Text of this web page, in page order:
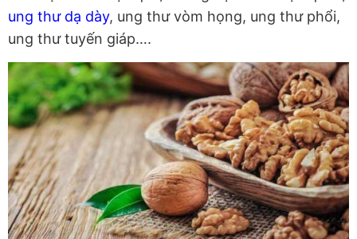
ung thư dạ dày, ung thư vòm họng, ung thư phổi,
ung thư tuyến giáp….